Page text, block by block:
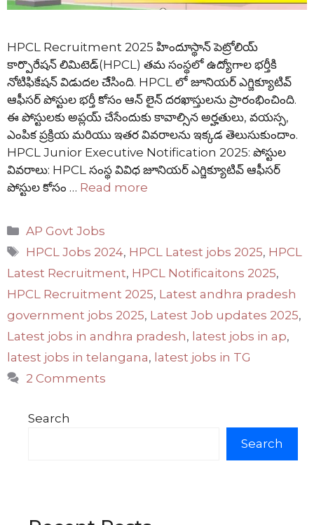
HPCL Recruitment 2025 హిందూస్థాన్ పెట్రోలియ్
కార్పొరేషన్ లిమిటెడ్(HPCL) తమ సంస్థలో ఉద్యోగాల భర్తీకి
నోటిఫికేషన్ విడుదల చేేసింది. HPCL లో జూనియర్ ఎగ్జిక్యూటివ్
ఆఫీసర్ పోస్టుల భర్తీ కోసం ఆన్ లైన్ దరఖాస్తులను ప్రారంభించింది.
ఈ పోస్టులకు అప్లయ్ చేసేందుకు కావాల్సిన అర్హతులు, వయస్స,
ఎంపిక ప్రక్రియ మరియు ఇతర వివరాలను ఇక్కడ తెలుసుకుందాం.
HPCL Junior Executive Notification 2025: పోస్టుల
వివరాలు: HPCL సంస్థ వివిధ జూనియర్ ఎగ్జిక్యూటివ్ ఆఫీసర్
పోస్టుల కోసం … Read more
Categories
AP Govt Jobs
Tags
HPCL Jobs 2024, HPCL Latest jobs 2025, HPCL
Latest Recruitment, HPCL Notificaitons 2025,
HPCL Recruitment 2025, Latest andhra pradesh
government jobs 2025, Latest Job updates 2025,
Latest jobs in andhra pradesh, latest jobs in ap,
latest jobs in telangana, latest jobs in TG
2 Comments
Search
Search